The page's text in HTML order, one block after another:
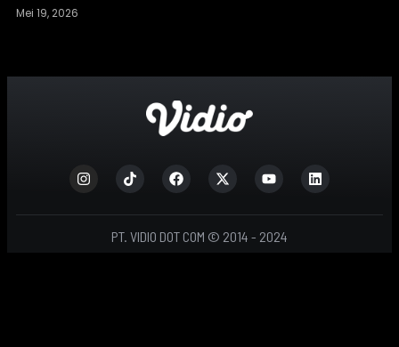
Mei 19, 2026
PT. VIDIO DOT COM © 2014 - 2024